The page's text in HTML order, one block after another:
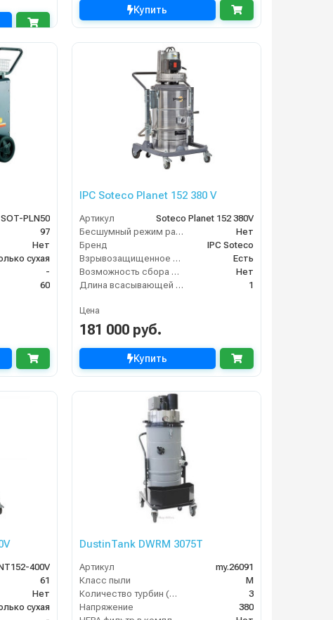
Купить
SOT-PLN50
97
Нет
сухая
-
60
IPC Soteco Planet 152 380 V
Артикул
Soteco Planet 152 380V
Бесшумный режим работы
Нет
Бренд
IPC Soteco
Взрывозащищенное исполнение
Есть
Возможность сбора жидкой грязи
Нет
Длина всасывающей трубки
1
Цена
181 000 руб.
Купить
400V
61
Нет
сухая
DustinTank DWRM 3075T
Артикул
my.26091
Класс пыли
М
Количество турбин (шт)
3
Напряжение
380